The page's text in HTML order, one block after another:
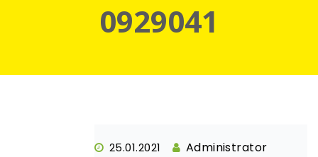
0929041
25.01.2021 Administrator